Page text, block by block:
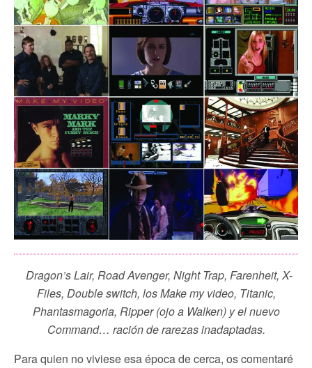
Dragon’s Lair, Road Avenger, Night Trap, Farenheit, X-
Files, Double switch, los Make my video, Titanic,
Phantasmagoria, Ripper (ojo a Walken) y el nuevo
Command… ración de rarezas inadaptadas.
Para quien no viviese esa época de cerca, os comentaré